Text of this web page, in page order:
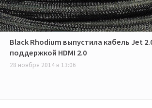
Black Rhodium выпустила кабель Jet
поддержкой HDMI 2.0
28 ноября 2014 в 13:06